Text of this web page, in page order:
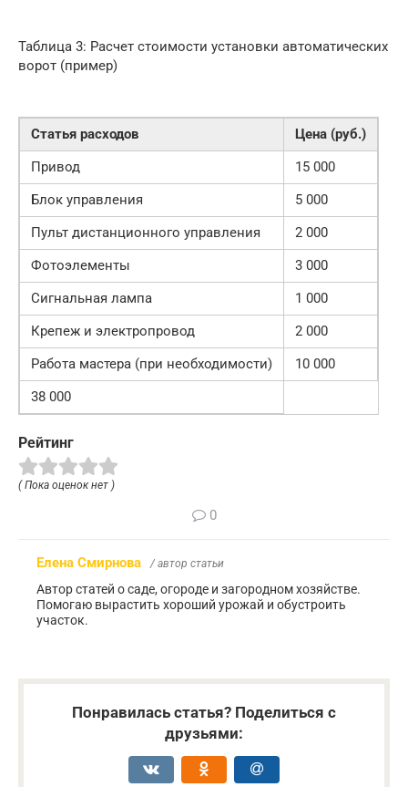
Таблица 3: Расчет стоимости установки автоматических
ворот (пример)
Статья расходов
Цена (руб.)
Привод
15 000
Блок управления
5 000
Пульт дистанционного управления
2 000
Фотоэлементы
3 000
Сигнальная лампа
1 000
Крепеж и электропровод
2 000
Работа мастера (при необходимости)
10 000
38 000
Рейтинг
( Пока оценок нет )
0
Елена Смирнова / автор статьи
Автор статей о саде, огороде и загородном хозяйстве.
Помогаю вырастить хороший урожай и обустроить
участок.
Понравилась статья? Поделиться с
друзьями: